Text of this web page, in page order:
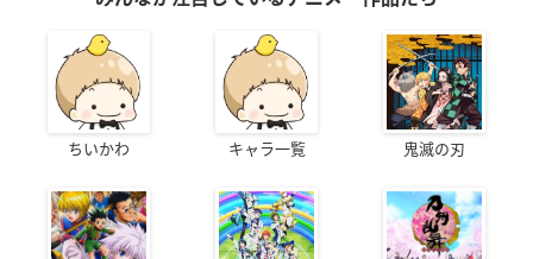
ちいかわ キャラ一覧 鬼滅の刃